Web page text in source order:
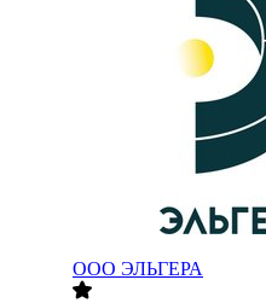
ООО ЭЛЬГЕРА